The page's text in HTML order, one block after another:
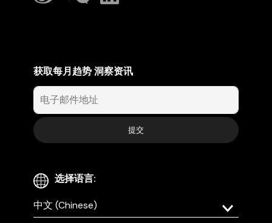
获取每月趋势 洞察资讯
选择语言:
Select
your